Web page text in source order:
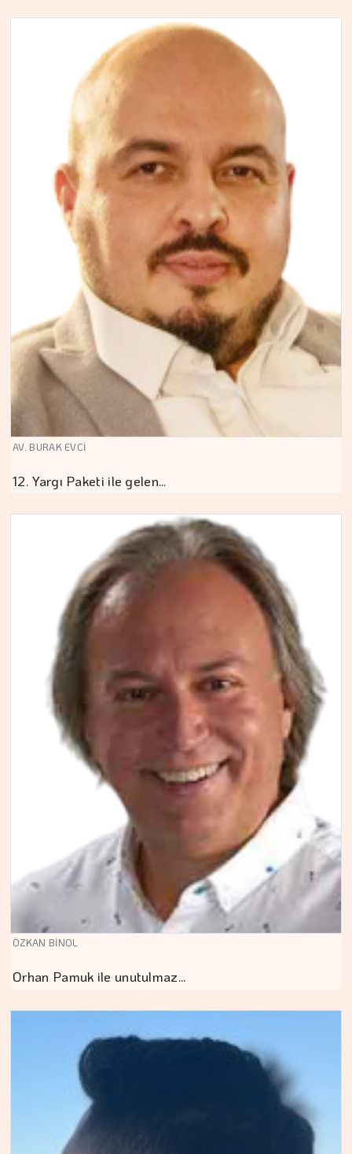
AV. BURAK EVCİ
12. Yargı Paketi ile gelen…
ÖZKAN BİNOL
Orhan Pamuk ile unutulmaz…